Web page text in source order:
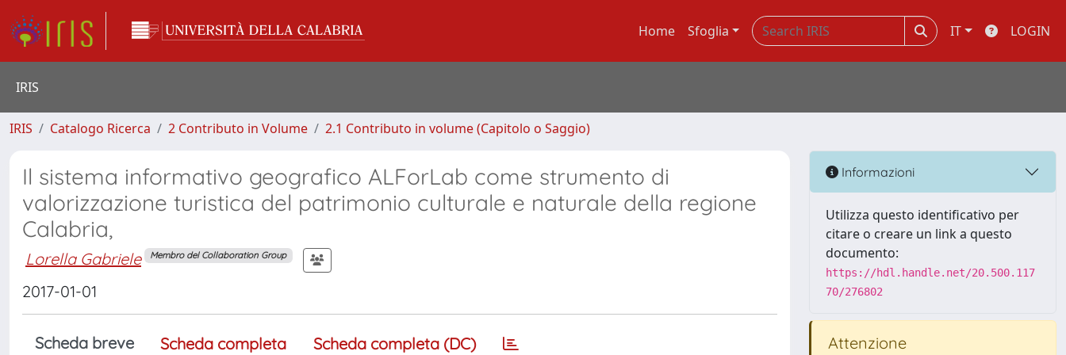
Home Sfoglia IT LOGIN
IRIS
IRIS Catalogo Ricerca 2 Contributo in Volume 2.1 Contributo in volume (Capitolo o Saggio)
Il sistema informativo geografico ALForLab come strumento di
valorizzazione turistica del patrimonio culturale e naturale della regione
Calabria,
Lorella Gabriele Membro del Collaboration Group
2017-01-01
Scheda breve Scheda completa Scheda completa (DC)
Informazioni
Utilizza questo identificativo per
citare o creare un link a questo
documento:
https://hdl.handle.net/20.500.117
70/276802
Attenzione